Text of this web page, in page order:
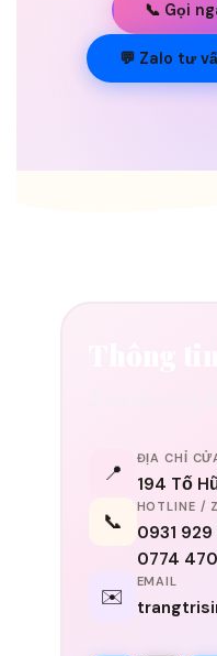
📞 Gọi
💬 Zalo tư
Thông
📍
ĐỊA CHỈ
194 Tố
📞
HOTLINE /
0931 929
0774
✉️
EMAIL